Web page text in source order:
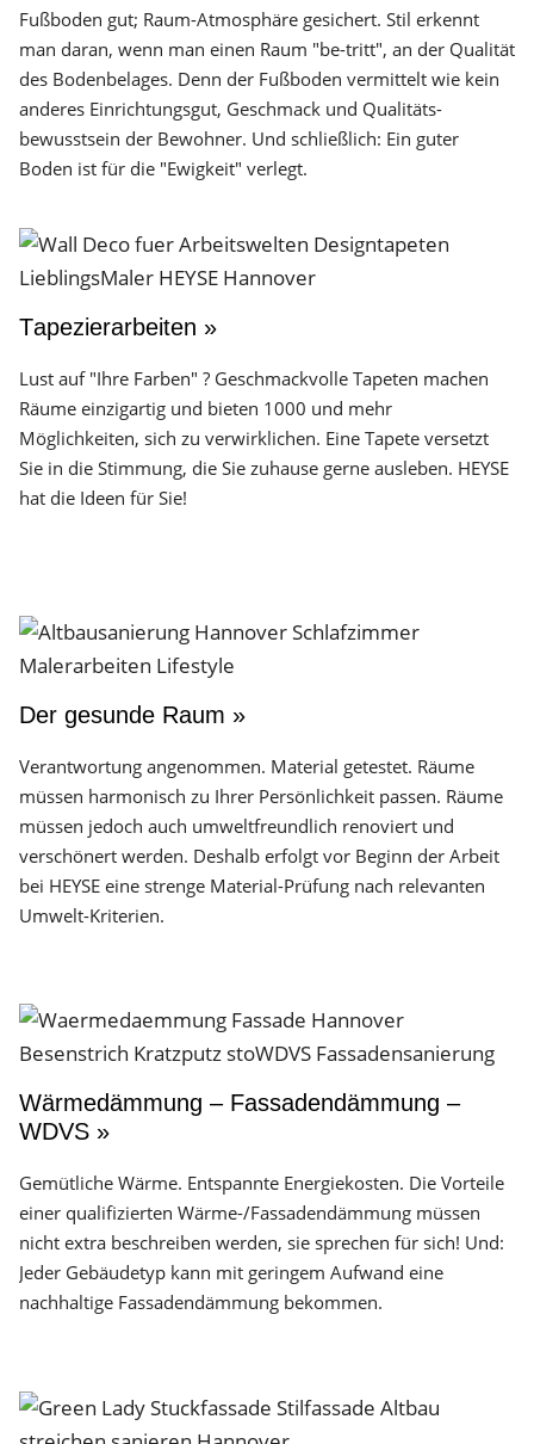
Fußboden gut; Raum-Atmosphäre gesichert. Stil erkennt
man daran, wenn man einen Raum "be-tritt", an der Qualität
des Boden­belages. Denn der Fuß­boden vermittelt wie kein
anderes Einrichtungs­gut, Geschmack und Qualitäts­
bewusstsein der Bewohner. Und schließlich: Ein guter
Boden ist für die "Ewigkeit" verlegt.
Tapezierarbeiten »
Lust auf "Ihre Farben" ? Geschmackvolle Tapeten machen
Räume einzigartig und bieten 1000 und mehr
Möglichkeiten, sich zu verwirklichen. Eine Tapete versetzt
Sie in die Stimmung, die Sie zuhause gerne ausleben. HEYSE
hat die Ideen für Sie!
Der gesunde Raum »
Verantwortung angenommen. Material getestet. Räume
müssen harmonisch zu Ihrer Persönlichkeit passen. Räume
müssen jedoch auch umweltfreundlich renoviert und
verschönert werden. Deshalb erfolgt vor Beginn der Arbeit
bei HEYSE eine strenge Material-Prüfung nach relevanten
Umwelt-Kriterien.
Wärmedämmung – Fassadendämmung –
WDVS »
Gemütliche Wärme. Entspannte Energiekosten. Die Vorteile
einer qualifizierten Wärme-/Fassadendämmung müssen
nicht extra beschreiben werden, sie sprechen für sich! Und:
Jeder Gebäudetyp kann mit geringem Aufwand eine
nachhaltige Fassadendämmung bekommen.